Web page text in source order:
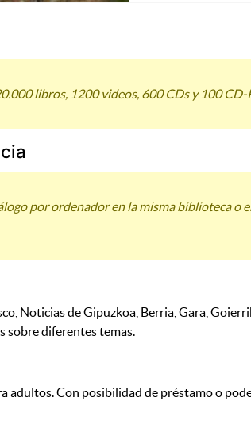
libros, 1200 videos, 600 CDs y 100 CD-
por ordenador en la misma biblioteca o
Noticias de Gipuzkoa, Berria, Gara,
sobre diferentes temas.
adultos. Con posibilidad de préstamo o